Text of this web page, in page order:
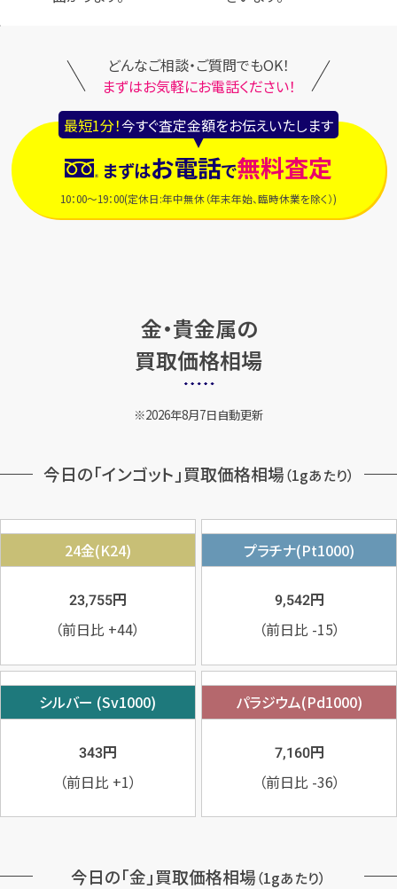
どんなご相談・ご質問でもOK！
まずはお気軽にお電話ください！
最短1分！今すぐ査定金額をお伝えいたします
まずはお電話で無料査定
10：00～19：00(定休日:年中無休（年末年始、臨時休業を除く）)
金・貴金属の
買取価格相場
2026年8月7日自動更新
今日の「インゴット」買取価格相場（1gあたり）
24金(K24)
23,755円
（前日比 +44）
プラチナ(Pt1000)
9,542円
（前日比 -15）
シルバー (Sv1000)
343円
（前日比 +1）
パラジウム(Pd1000)
7,160円
（前日比 -36）
今日の「金」買取価格相場（1gあたり）